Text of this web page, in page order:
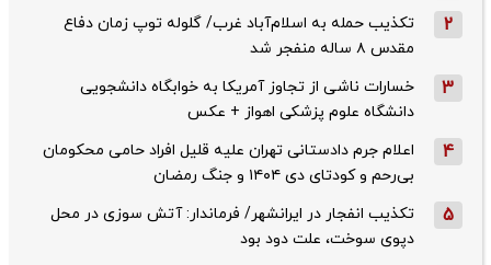
2
تکذیب حمله به اسلام‌آباد غرب/ گلوله توپ زمان دفاع
مقدس ۸ ساله منفجر شد
3
خسارات ناشی از تجاوز آمریکا به خوابگاه دانشجویی
دانشگاه علوم پزشکی اهواز + عکس
4
اعلام جرم دادستانی تهران علیه قلیل افراد حامی محکومان
بی‌رحم و کودتای دی‌ ۱۴۰۴ و جنگ رمضان
5
تکذیب ‌انفجار در ایرانشهر/ فرماندار: آتش سوزی در محل
دپوی سوخت، علت دود بود